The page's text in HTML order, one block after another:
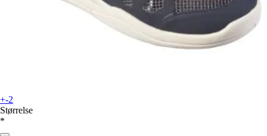
+-2
Størrelse
*